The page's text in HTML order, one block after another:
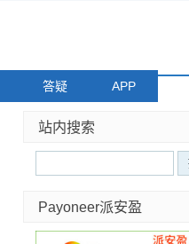
答疑 APP
站内搜索
Payoneer派安盈